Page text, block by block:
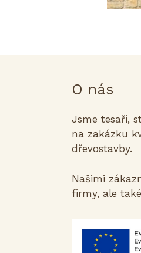
O nás
Jsme tesaři,
na zakázku
dřevostavby.
Našimi
firmy, ale